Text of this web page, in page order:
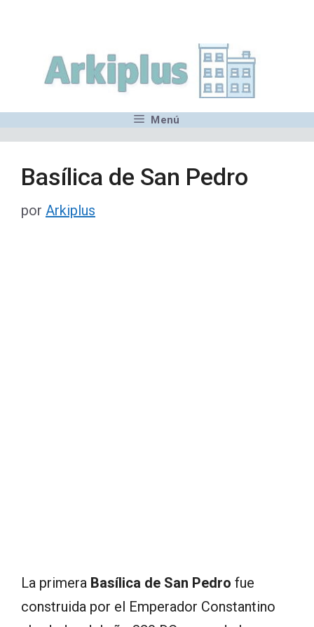
contenido
Menú
Basílica de San Pedro
por Arkiplus
La primera Basílica de San Pedro fue
construida por el Emperador Constantino